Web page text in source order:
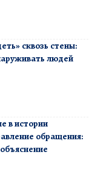
сквозь стены:
людей
в истории
обращения: